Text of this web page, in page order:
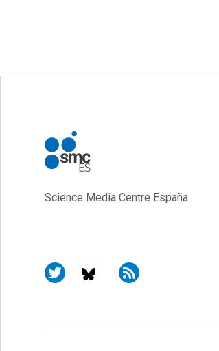
Science Media Centre España